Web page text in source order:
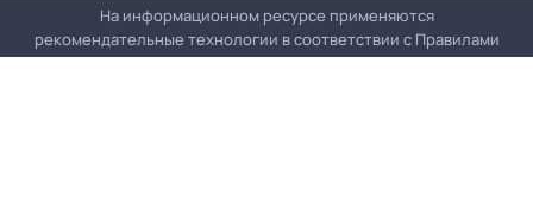
На информационном ресурсе применяются
рекомендательные технологии в соответствии с Правилами